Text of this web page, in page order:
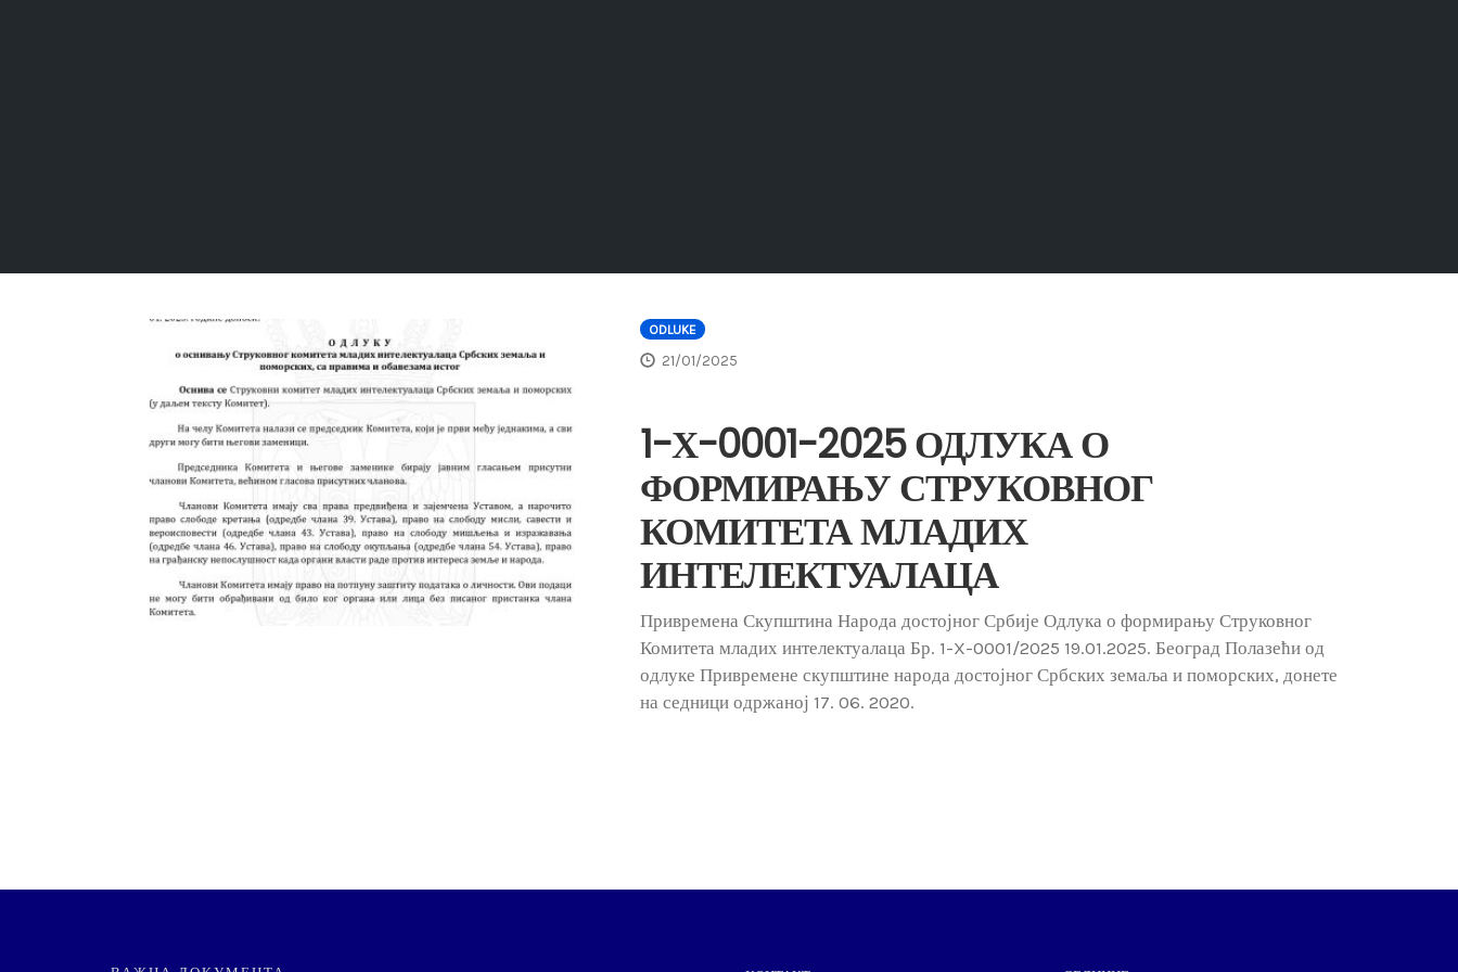
ODLUKE
21/01/2025
1-Х-0001-2025 ОДЛУКА О
ФОРМИРАЊУ СТРУКОВНОГ
КОМИТЕТА МЛАДИХ
ИНТЕЛЕКТУАЛАЦА
Привремена Скупштина Народа достојног Србије Одлука о формирању Струковног
Комитета младих интелектуалаца Бр. 1-X-0001/2025 19.01.2025. Београд Полазећи од
одлуке Привремене скупштине народа достојног Србских земаља и поморских, донете
на седници одржаној 17. 06. 2020.